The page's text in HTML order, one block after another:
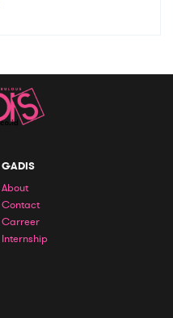
GADIS
About
Contact
Carreer
Internship